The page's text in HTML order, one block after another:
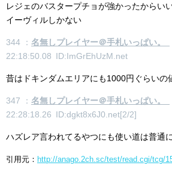
レジェのバスタープチョが強かったからい
イーヴィルしかない
344 ： 名無しプレイヤー＠手札いっぱい。
22:18:50.08 ID:ImGrEhUzM.net
昔はドキンダムエリアにも1000円ぐらいの
347 ： 名無しプレイヤー＠手札いっぱい。
22:28:18.26 ID:dgkt8x6J0.net[2/2]
ハズレア言われてるやつにも使い道は普通
引用元： http://anago.2ch.sc/test/read.cgi/tcg/